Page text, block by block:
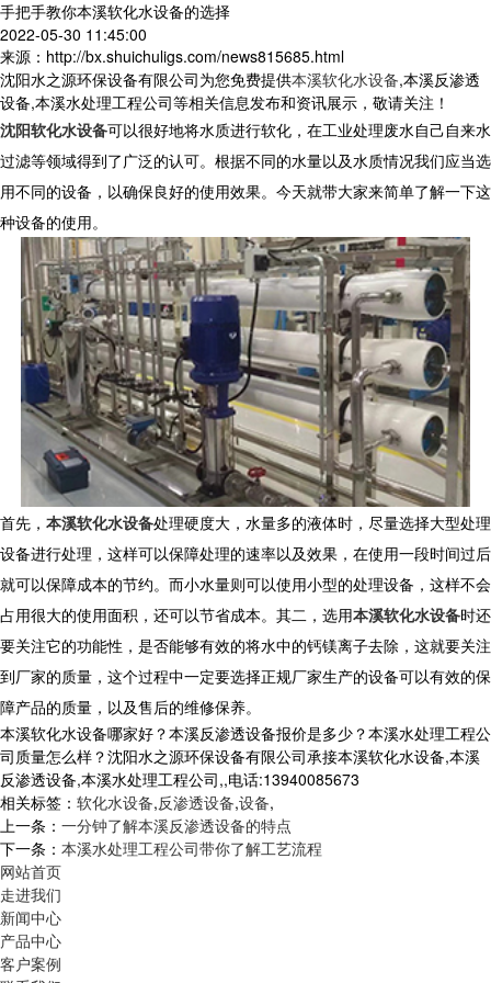
手把手教你本溪软化水设备的选择
2022-05-30 11:45:00
来源：http://bx.shuichuligs.com/news815685.html
沈阳水之源环保设备有限公司为您免费提供本溪软化水设备,本溪反渗透
设备,本溪水处理工程公司等相关信息发布和资讯展示，敬请关注！
沈阳软化水设备可以很好地将水质进行软化，在工业处理废水自己自来水
过滤等领域得到了广泛的认可。根据不同的水量以及水质情况我们应当选
用不同的设备，以确保良好的使用效果。今天就带大家来简单了解一下这
种设备的使用。
首先， 本溪软化水设备处理硬度大，水量多的液体时，尽量选择大型处理
设备进行处理，这样可以保障处理的速率以及效果，在使用一段时间过后
就可以保障成本的节约。而小水量则可以使用小型的处理设备，这样不会
占用很大的使用面积，还可以节省成本。其二，选用本溪软化水设备时还
要关注它的功能性，是否能够有效的将水中的钙镁离子去除，这就要关注
到厂家的质量，这个过程中一定要选择正规厂家生产的设备可以有效的保
障产品的质量，以及售后的维修保养。
本溪软化水设备哪家好？本溪反渗透设备报价是多少？本溪水处理工程公
司质量怎么样？沈阳水之源环保设备有限公司承接本溪软化水设备,本溪
反渗透设备,本溪水处理工程公司,,电话:13940085673
相关标签： 软化水设备,反渗透设备,设备,
上一条： 一分钟了解本溪反渗透设备的特点
下一条： 本溪水处理工程公司带你了解工艺流程
网站首页
走进我们
新闻中心
产品中心
客户案例